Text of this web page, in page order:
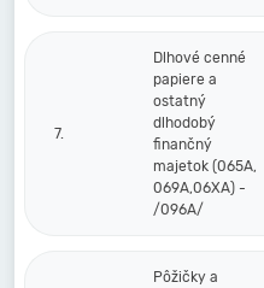
7.
Dlhové cenné
papiere a
ostatný
dlhodobý
finančný
majetok (065A,
069A,06XA) -
/096A/
Pôžičky a